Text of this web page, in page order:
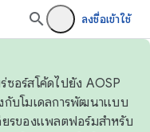
ลงชื่อเข้าใช้
อร์สโค้ดไปยัง AOSP
กับโมเดลการพัฒนาแบบ
รของแพลตฟอร์มสำหรับ